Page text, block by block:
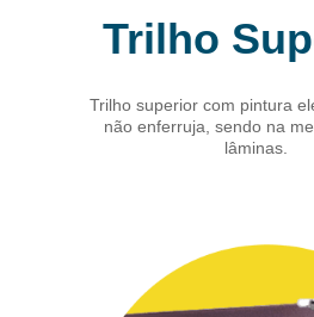
Trilho
Trilho superior com pintura
não enferruja, sendo na
lâminas.